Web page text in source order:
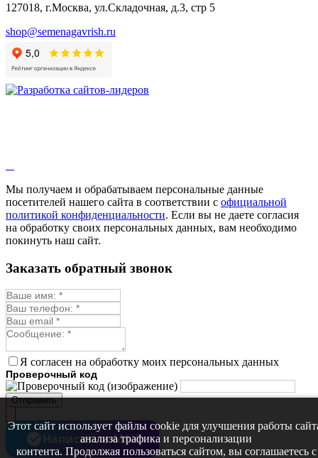
Валериана
Валерианелла
Гибискус лекарственный
Девясил
Душица
Змееголовник
Мыльнянка
Мята
Овсяный корень
Огуречная трава
Пустырник
Репешок
Синюха
Смесь лекарственных
Стевия
Тимьян ползучий (чабрец)
Фенхель лекарственный
Цикорий лекарственный
Череда лекарственная
Чернокорень
Шалфей
127018, г.Москва, ул.Складочная, д.3, стр 5
shop@semenagavrish.ru
Мы получаем и обрабатываем персональные данные
посетителей нашего сайта в соответствии с официальной
политикой конфиденциальности. Если вы не даете согласия
на обработку своих персональных данных, вам необходимо
покинуть наш сайт.
Этот сайт использует файлы cookie для улучшения работы
анализа трафика и персонализации
контента. Продолжая пользоваться сайтом, вы соглашаетесь с
Заказать обратный звонок
Я согласен на обработку моих персональных данных
Проверочный код
Отправить
Написать в MAX